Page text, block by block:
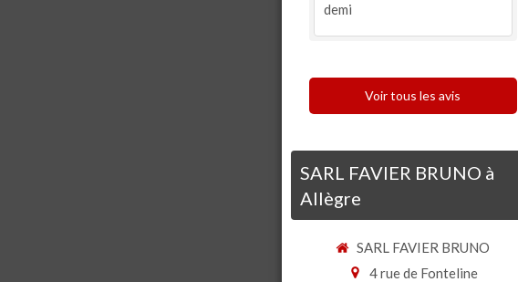
demi
Voir tous les avis
SARL FAVIER BRUNO à
Allègre
SARL FAVIER BRUNO
4 rue de Fonteline